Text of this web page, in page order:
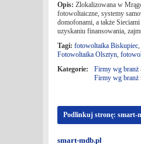
Opis: Zlokalizowana w
fotowoltaiczne, systemy
domofonami, a także
uzyskaniu finansowania,
Tagi: fotowoltaika Biskupiec,
Fotowoltaika Olsztyn,
Kategorie:
Firmy wg branż
Firmy wg branż
Podlinkuj stronę: smart-
smart-mdb.pl